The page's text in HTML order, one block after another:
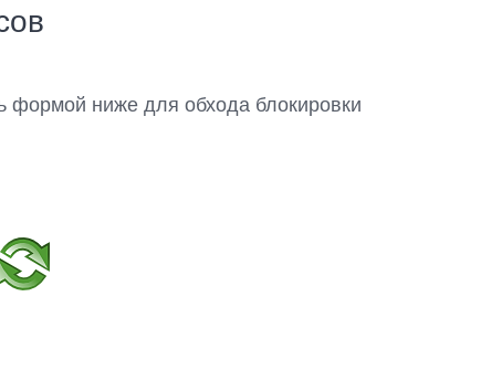
формой ниже для обхода блокировки